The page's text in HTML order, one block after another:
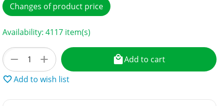
Changes of product price
Availability: 4117 item(s)
+
−
Add to cart
Add to wish list